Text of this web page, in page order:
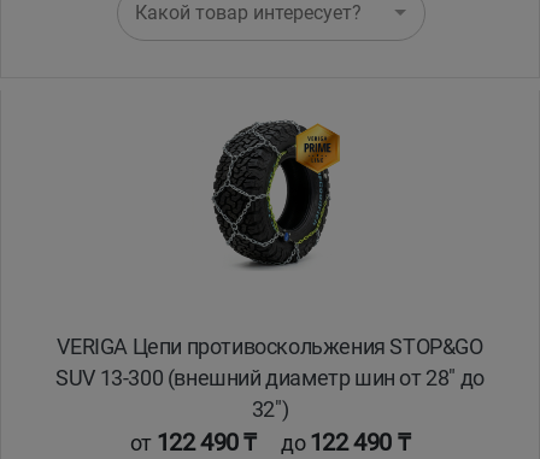
Какой товар интересует?
VERIGA Цепи противоскольжения STOP&GO
SUV 13-300 (внешний диаметр шин от 28" до
32")
от 122 490 ₸ до122 490 ₸
Бишкек